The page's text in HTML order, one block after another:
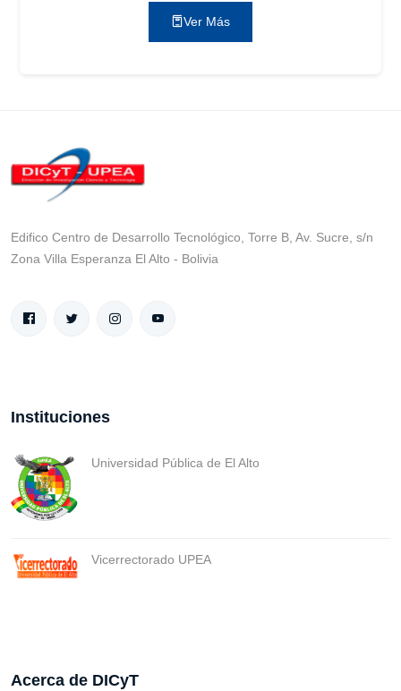
Ver Más
Edifico Centro de Desarrollo Tecnológico, Torre B, Av. Sucre, s/n
Zona Villa Esperanza El Alto - Bolivia
Instituciones
Universidad Pública de El Alto
Vicerrectorado UPEA
Acerca de DICyT